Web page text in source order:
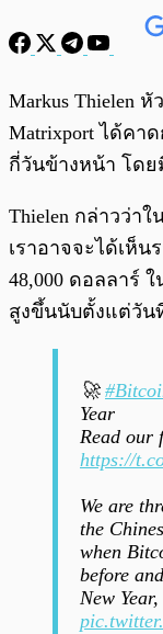
Markus Thielen
Matrixport ได้คา
กี่วันข้างหน้า โดย
Thielen กล่าวว่า
เราอาจจะได้เห็น
48,000 ดอลลาร์
สูงขึ้นนับตั้งแต่วัน
🚀
Year
Read our
https://
We are
the
when
before
New